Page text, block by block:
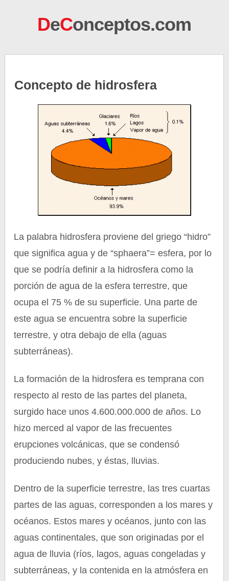
DeConceptos.com
Concepto de hidrosfera
La palabra hidrosfera proviene del griego “hidro”
que significa agua y de “sphaera”= esfera, por lo
que se podría definir a la hidrosfera como la
porción de agua de la esfera terrestre, que
ocupa el 75 % de su superficie. Una parte de
este agua se encuentra sobre la superficie
terrestre, y otra debajo de ella (aguas
subterráneas).
La formación de la hidrosfera es temprana con
respecto al resto de las partes del planeta,
surgido hace unos 4.600.000.000 de años. Lo
hizo merced al vapor de las frecuentes
erupciones volcánicas, que se condensó
produciendo nubes, y éstas, lluvias.
Dentro de la superficie terrestre, las tres cuartas
partes de las aguas, corresponden a los mares y
océanos. Estos mares y océanos, junto con las
aguas continentales, que son originadas por el
agua de lluvia (ríos, lagos, aguas congeladas y
subterráneas, y la contenida en la atmósfera en